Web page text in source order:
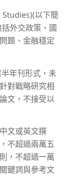
Studies)(以下簡
外交政策、國
題、金融穩定
年刊形式，未
對戰略研究相
文，不接受以
文或英文撰
不超過兩萬五
，不超過一萬
鍵詞與參考文